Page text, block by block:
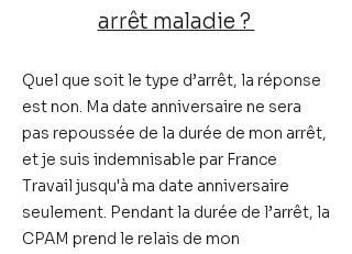
arrêt maladie ?
Quel que soit le type d’arrêt, la réponse
est non. Ma date anniversaire ne sera
pas repoussée de la durée de mon arrêt,
et je suis indemnisable par France
Travail jusqu'à ma date anniversaire
seulement. Pendant la durée de l’arrêt, la
CPAM prend le relais de mon